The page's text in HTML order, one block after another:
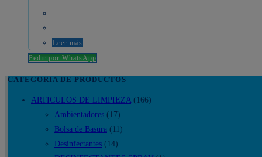
Leer más
Pedir por WhatsApp
CATEGORIA DE PRODUCTOS
ARTICULOS DE LIMPIEZA (166)
Ambientadores (17)
Bolsa de Basura (11)
Desinfectantes (14)